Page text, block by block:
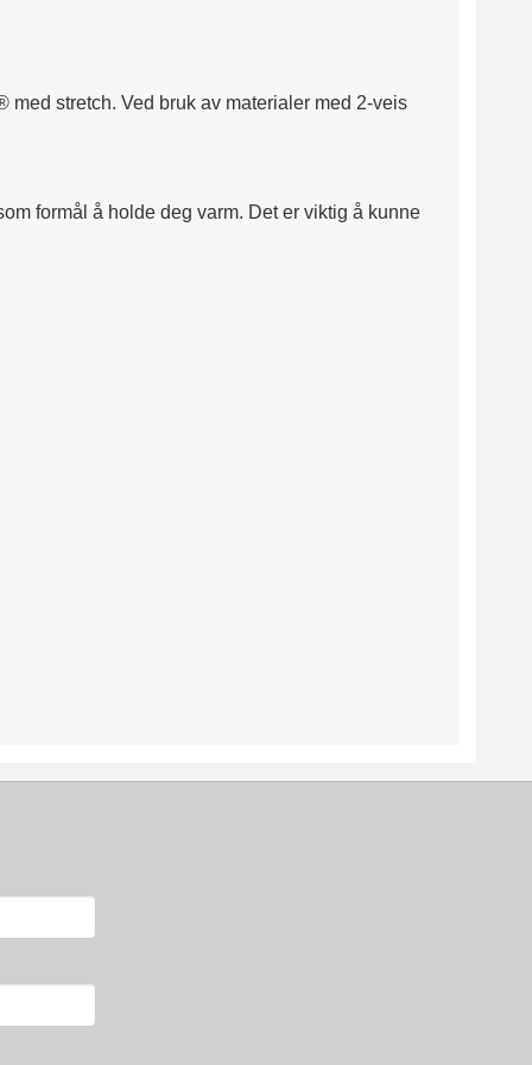
stretch. Ved bruk av materialer med 2-veis
formål å holde deg varm. Det er viktig å kunne